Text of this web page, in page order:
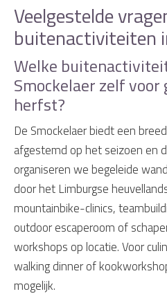
Veelgestelde
buitenactiviteiten
Welke
Smockelaer zelf voor
herfst?
De Smockelaer biedt een
afgestemd op het seizoen en
organiseren we begeleide
door het Limburgse
mountainbike-clinics,
outdoor escaperoom of
workshops op locatie. Voor
walking dinner of
mogelijk.